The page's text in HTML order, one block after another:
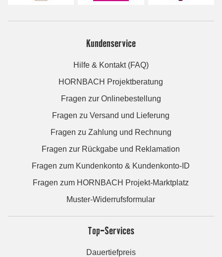
Kundenservice
Hilfe & Kontakt (FAQ)
HORNBACH Projektberatung
Fragen zur Onlinebestellung
Fragen zu Versand und Lieferung
Fragen zu Zahlung und Rechnung
Fragen zur Rückgabe und Reklamation
Fragen zum Kundenkonto & Kundenkonto-ID
Fragen zum HORNBACH Projekt-Marktplatz
Muster-Widerrufsformular
Top-Services
Dauertiefpreis